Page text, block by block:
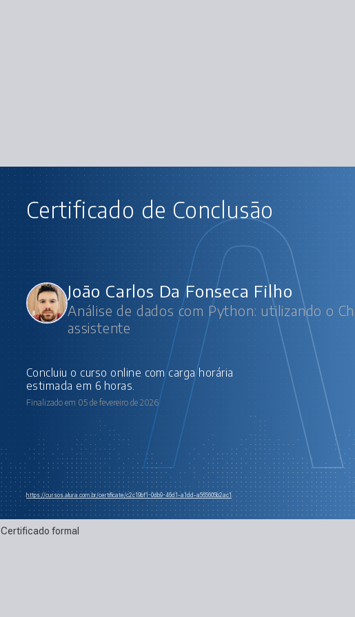
Certificado de Conclusão
João Carlos Da Fonseca Filho
Análise de dados com Python: utilizando o
assistente
concluiu o curso online com carga horária
estimada em 6 horas.
Finalizado em 05 de fevereiro de 2026
https://cursos.alura.com.br/certificate/c2c19bf1-0db9-46d1-a1dd-a565605b2ac1
Análise de dados com Python: utilizando
Certificado formal